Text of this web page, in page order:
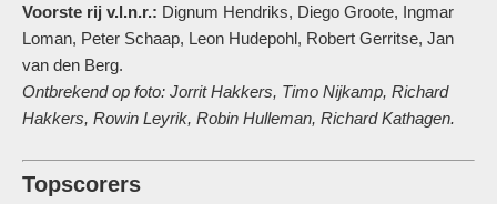
Voorste rij v.l.n.r.: Dignum Hendriks, Diego Groote, Ingmar
Loman, Peter Schaap, Leon Hudepohl, Robert Gerritse, Jan
van den Berg.
Ontbrekend op foto: Jorrit Hakkers, Timo Nijkamp, Richard
Hakkers, Rowin Leyrik, Robin Hulleman, Richard Kathagen.
Topscorers